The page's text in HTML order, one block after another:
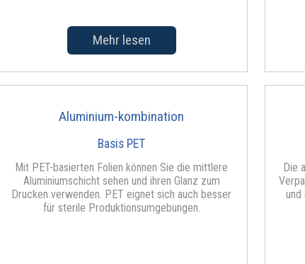
Mehr lesen
Aluminium-kombination
Basis PET
Mit PET-basierten Folien können Sie die mittlere
Aluminiumschicht sehen und ihren Glanz zum
Drucken verwenden. PET eignet sich auch besser
für sterile Produktionsumgebungen.
Die
und